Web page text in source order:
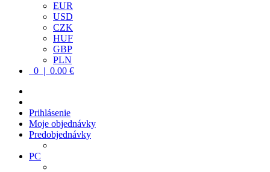
EUR
USD
CZK
HUF
GBP
PLN
0 | 0.00 €
Prihlásenie
Moje objednávky
Predobjednávky
PC